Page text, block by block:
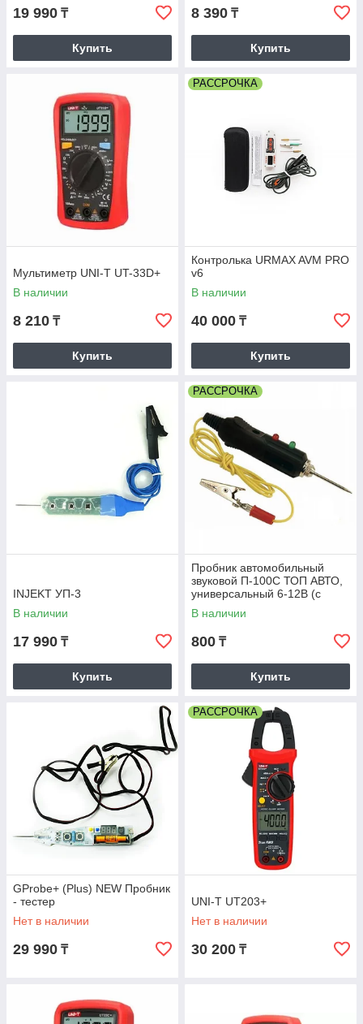
19 990 ₸
Купить
8 390 ₸
Купить
Мультиметр UNI-T UT-33D+
В наличии
8 210 ₸
Купить
РАССРОЧКА
Контролька URMAX AVM PRO
v6
В наличии
40 000 ₸
Купить
INJEKT УП-3
В наличии
17 990 ₸
Купить
РАССРОЧКА
Пробник автомобильный
звуковой П-100С ТОП АВТО,
универсальный 6-12В (с
НДС)
В наличии
800 ₸
Купить
GProbe+ (Plus) NEW Пробник
- тестер
Нет в наличии
29 990 ₸
РАССРОЧКА
UNI-T UT203+
Нет в наличии
30 200 ₸